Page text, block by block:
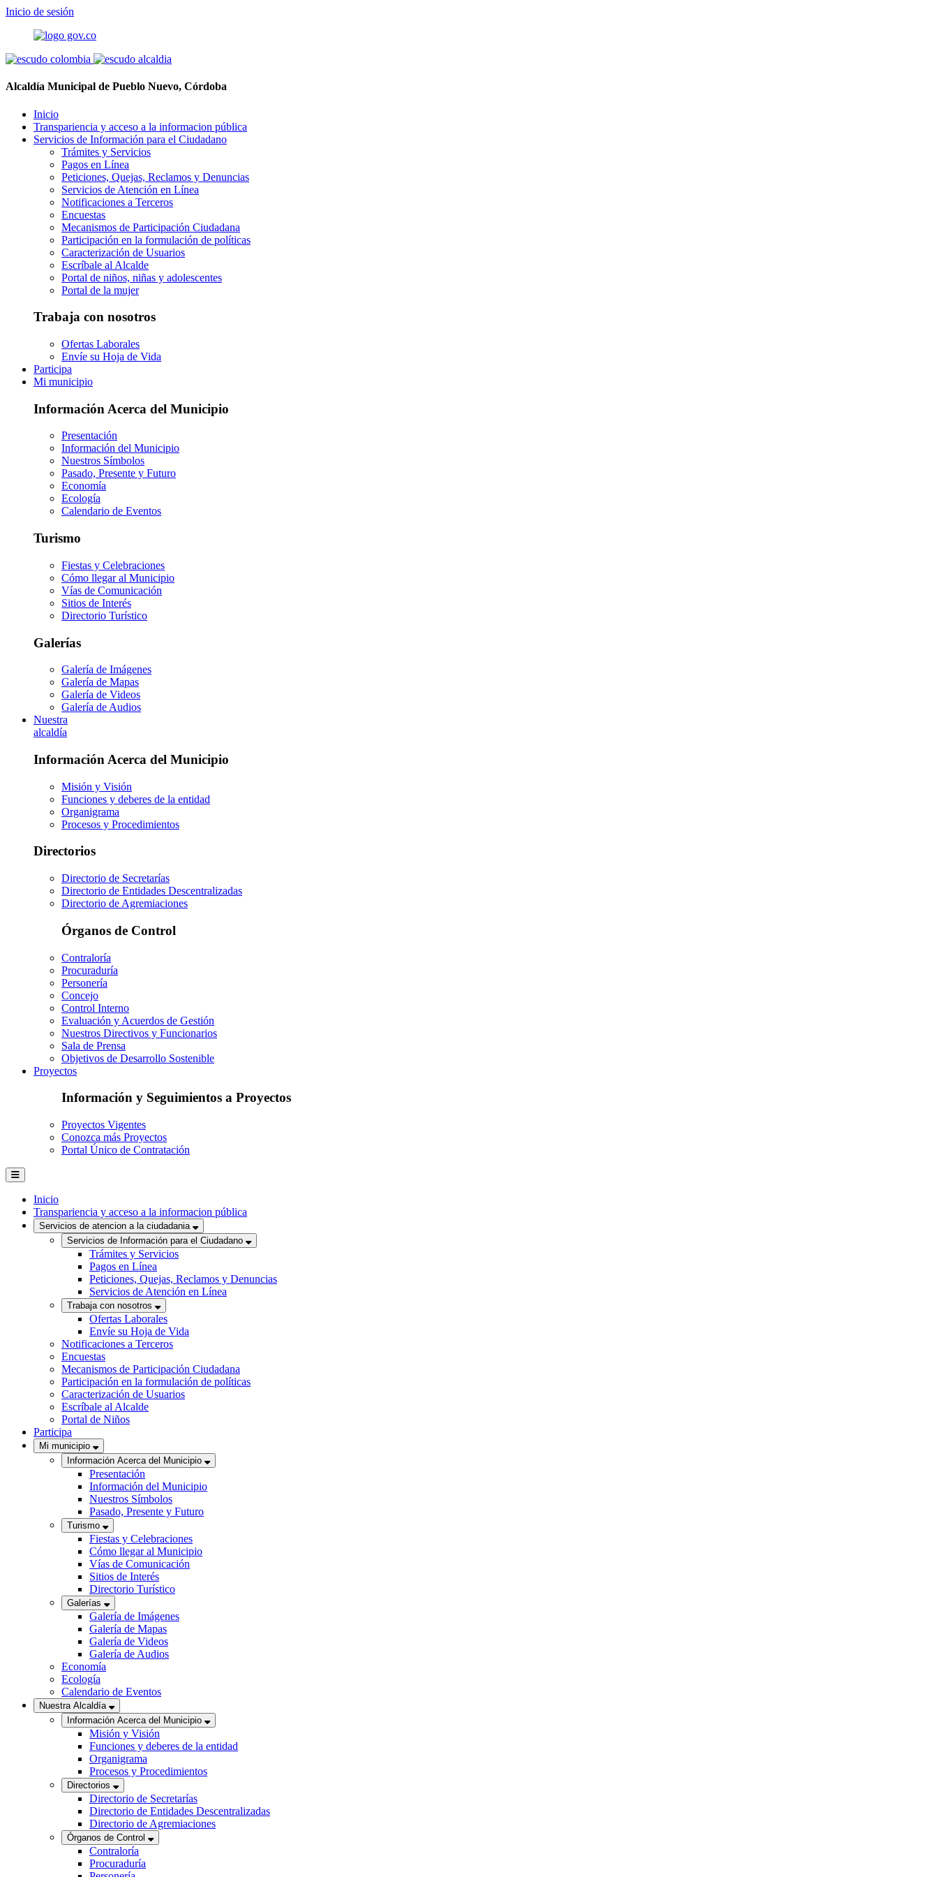
Inicio de sesión
Alcaldía Municipal de Pueblo Nuevo, Córdoba
Inicio
Transpariencia y acceso a la informacion pública
Servicios de Información para el Ciudadano
Trámites y Servicios
Pagos en Línea
Peticiones, Quejas, Reclamos y Denuncias
Servicios de Atención en Línea
Notificaciones a Terceros
Encuestas
Mecanismos de Participación Ciudadana
Participación en la formulación de políticas
Caracterización de Usuarios
Escríbale al Alcalde
Portal de niños, niñas y adolescentes
Portal de la mujer
Trabaja con nosotros
Ofertas Laborales
Envíe su Hoja de Vida
Participa
Mi municipio
Información Acerca del Municipio
Presentación
Información del Municipio
Nuestros Símbolos
Pasado, Presente y Futuro
Economía
Ecología
Calendario de Eventos
Turismo
Fiestas y Celebraciones
Cómo llegar al Municipio
Vías de Comunicación
Sitios de Interés
Directorio Turístico
Galerías
Galería de Imágenes
Galería de Mapas
Galería de Videos
Galería de Audios
Nuestra
alcaldía
Información Acerca del Municipio
Misión y Visión
Funciones y deberes de la entidad
Organigrama
Procesos y Procedimientos
Directorios
Directorio de Secretarías
Directorio de Entidades Descentralizadas
Directorio de Agremiaciones
Órganos de Control
Contraloría
Procuraduría
Personería
Concejo
Control Interno
Evaluación y Acuerdos de Gestión
Nuestros Directivos y Funcionarios
Sala de Prensa
Objetivos de Desarrollo Sostenible
Proyectos
Información y Seguimientos a Proyectos
Proyectos Vigentes
Conozca más Proyectos
Portal Único de Contratación
Inicio
Transpariencia y acceso a la informacion pública
Servicios de atencion a la ciudadania
Servicios de Información para el Ciudadano
Trámites y Servicios
Pagos en Línea
Peticiones, Quejas, Reclamos y Denuncias
Servicios de Atención en Línea
Trabaja con nosotros
Ofertas Laborales
Envíe su Hoja de Vida
Notificaciones a Terceros
Encuestas
Mecanismos de Participación Ciudadana
Participación en la formulación de políticas
Caracterización de Usuarios
Escríbale al Alcalde
Portal de Niños
Participa
Mi municipio
Información Acerca del Municipio
Presentación
Información del Municipio
Nuestros Símbolos
Pasado, Presente y Futuro
Turismo
Fiestas y Celebraciones
Cómo llegar al Municipio
Vías de Comunicación
Sitios de Interés
Directorio Turístico
Galerías
Galería de Imágenes
Galería de Mapas
Galería de Videos
Galería de Audios
Economía
Ecología
Calendario de Eventos
Nuestra Alcaldía
Información Acerca del Municipio
Misión y Visión
Funciones y deberes de la entidad
Organigrama
Procesos y Procedimientos
Directorios
Directorio de Secretarías
Directorio de Entidades Descentralizadas
Directorio de Agremiaciones
Órganos de Control
Contraloría
Procuraduría